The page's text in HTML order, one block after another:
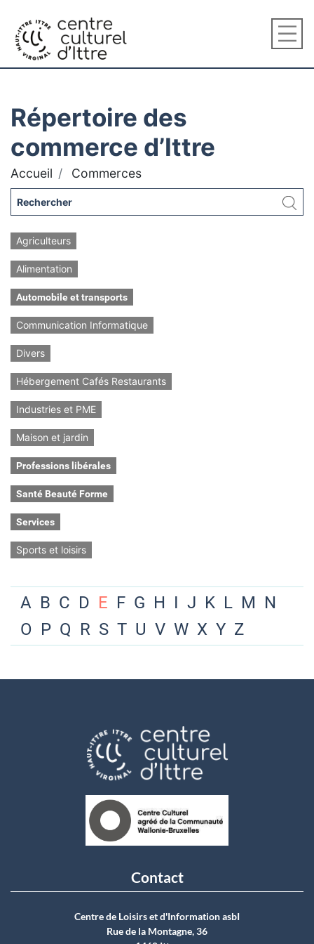
Répertoire des
commerce d’Ittre
Accueil Commerces
Agriculteurs
Alimentation
Automobile et transports
Communication Informatique
Divers
Hébergement Cafés Restaurants
Industries et PME
Maison et jardin
Professions libérales
Santé Beauté Forme
Services
Sports et loisirs
A B C D E F G H I J K L M N
O P Q R S T U V W X Y Z
Contact
Centre de Loisirs et d'Information asbI
Rue de la Montagne, 36